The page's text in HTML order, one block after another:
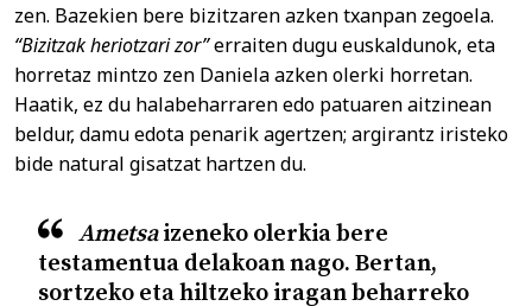
zen. Bazekien bere bizitzaren azken txanpan zegoela.
“Bizitzak heriotzari zor”erraiten dugu euskaldunok, eta
horretaz mintzo zen Daniela azken olerki horretan.
Haatik, ez du halabeharraren edo patuaren aitzinean
beldur, damu edota penarik agertzen; argirantz iristeko
bide natural gisatzat hartzen du.
Ametsaizeneko olerkia bere
testamentua delakoan nago. Bertan,
sortzeko eta hiltzeko iragan beharreko